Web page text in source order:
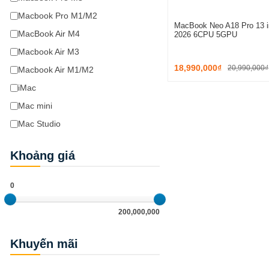
Macbook Pro M1/M2
MacBook Air M4
Macbook Air M3
Macbook Air M1/M2
iMac
Mac mini
Mac Studio
Khoảng giá
0
200,000,000
Khuyến mãi
MacBook Neo A18 Pro 13
2026 6CPU 5GPU
18,990,000₫ 20,990,000₫